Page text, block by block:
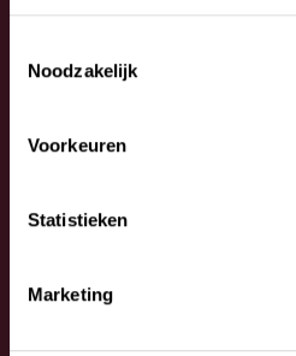
Noodzakelijk
Voorkeuren
Statistieken
Marketing